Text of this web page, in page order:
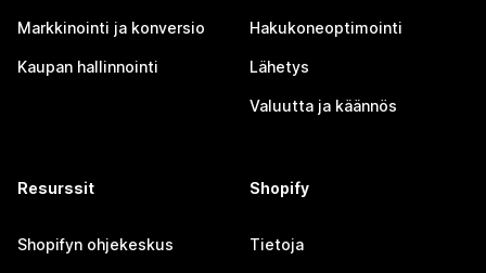
Markkinointi ja konversio
Kaupan hallinnointi
Hakukoneoptimointi
Lähetys
Valuutta ja käännös
Resurssit
Shopifyn ohjekeskus
Shopify
Tietoja